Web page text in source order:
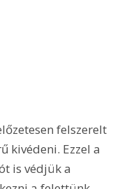
felszerelt
kivédeni. Ezzel a
is védjük a